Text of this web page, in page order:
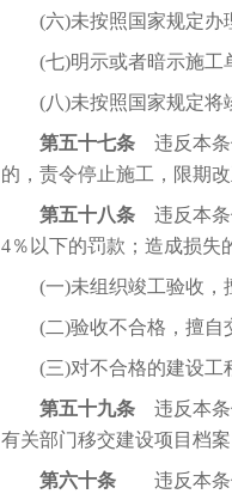
(六)未按照国家规定办
(七)明示或者暗示施工
(八)未按照国家规定将竣
第五十七条 违反本条
的，责令停止施工，限期
第五十八条 违反本条
4％以下的罚款；造成损失
(一)未组织竣工验收，
(二)验收不合格，擅自
(三)对不合格的建设工
第五十九条 违反本条
有关部门移交建设项目档
第六十条 违反本条例